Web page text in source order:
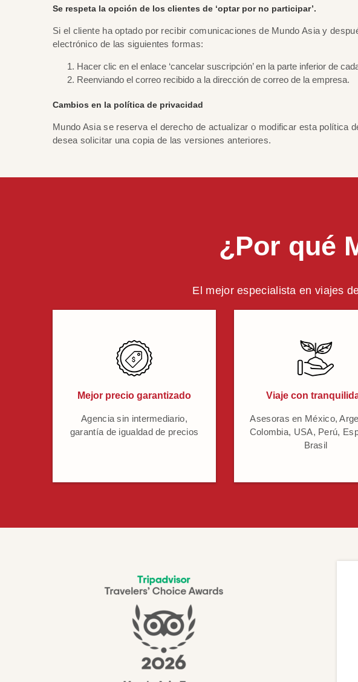
Se respeta la opción de los clientes de ‘optar por no participar’.
Si el cliente ha optado por recibir comunicaciones de Mundo Asia y
electrónico de las siguientes formas:
Hacer clic en el enlace ‘cancelar suscripción’ en la parte inferior de
Reenviando el correo recibido a la dirección de correo de la empresa.
Cambios en la política de privacidad
Mundo Asia se reserva el derecho de actualizar o modificar esta política
desea solicitar una copia de las versiones anteriores.
¿Por qué
El mejor especialista en viajes
Mejor precio garantizado
Agencia sin intermediario,
garantía de igualdad de precios
Viaje con
Asesoras en México,
Colombia, USA, Perú,
Brasil